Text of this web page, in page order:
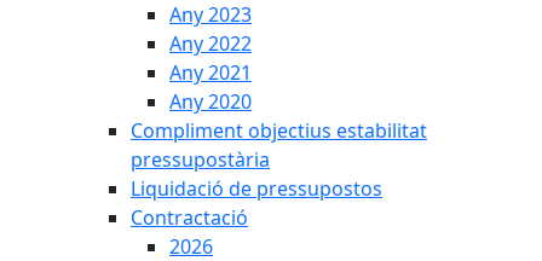
Any 2023
Any 2022
Any 2021
Any 2020
Compliment objectius estabilitat
pressupostària
Liquidació de pressupostos
Contractació
2026